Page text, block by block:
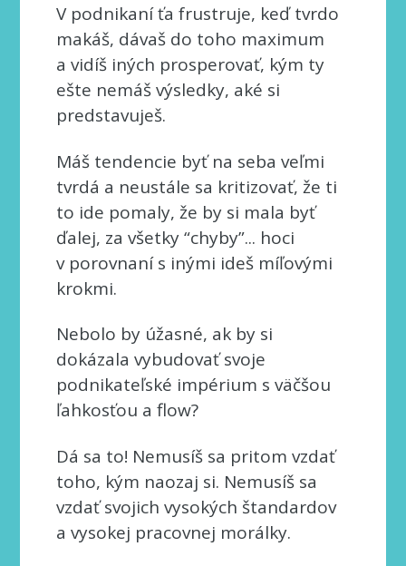
V podnikaní ťa frustruje, keď tvrdo
makáš, dávaš do toho maximum
a vidíš iných prosperovať, kým ty
ešte nemáš výsledky, aké si
predstavuješ.
Máš tendencie byť na seba veľmi
tvrdá a neustále sa kritizovať, že ti
to ide pomaly, že by si mala byť
ďalej, za všetky “chyby”... hoci
v porovnaní s inými ideš míľovými
krokmi.
Nebolo by úžasné, ak by si
dokázala vybudovať svoje
podnikateľské impérium s väčšou
ľahkosťou a flow?
Dá sa to! Nemusíš sa pritom vzdať
toho, kým naozaj si. Nemusíš sa
vzdať svojich vysokých štandardov
a vysokej pracovnej morálky.